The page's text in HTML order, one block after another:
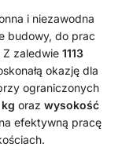
i niezawodna
budowy, do prac
Z zaledwie 1113
okazję dla
ograniczonych
oraz wysokość
efektywną pracę